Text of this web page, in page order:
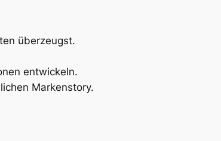
überzeugst.
entwickeln.
Markenstory.